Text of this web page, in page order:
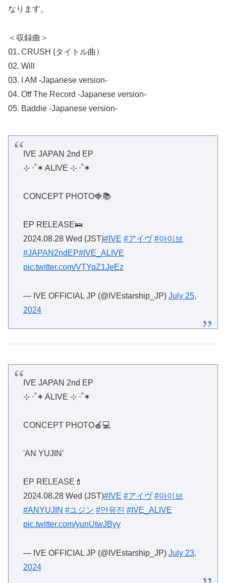
なります。
＜収録曲＞
01. CRUSH (タイトル曲）
02. Will
03. I AM -Japanese version-
04. Off The Record -Japanese version-
05. Baddie -Japanese version-
IVE JAPAN 2nd EP
⊹ ‧˚✶ ALIVE ⊹ ‧˚✶
CONCEPT PHOTO🍓📚
EP RELEASE🛌
2024.08.28 Wed (JST)#IVE #アイヴ #아이브
#JAPAN2ndEP#IVE_ALIVE
pic.twitter.com/VTYqZ1JeEz
— IVE OFFICIAL JP (@IVEstarship_JP) July 25,
2024
IVE JAPAN 2nd EP
⊹ ‧˚✶ ALIVE ⊹ ‧˚✶
CONCEPT PHOTO🍎💻
'AN YUJIN'
EP RELEASE💄
2024.08.28 Wed (JST)#IVE #アイヴ #아이브
#ANYUJIN #ユジン #안유진 #IVE_ALIVE
pic.twitter.com/yunUtwJByy
— IVE OFFICIAL JP (@IVEstarship_JP) July 23,
2024